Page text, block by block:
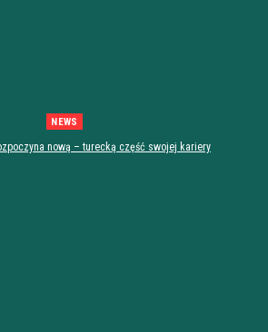
NEWS
nową – turecką część swojej kariery